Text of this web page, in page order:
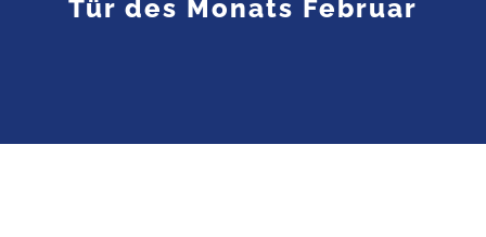
Tür des Monats Februar